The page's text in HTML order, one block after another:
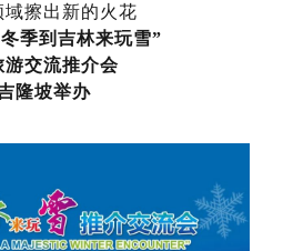
域擦出新的火花
季到吉林来玩雪”
游交流推介会
隆坡举办